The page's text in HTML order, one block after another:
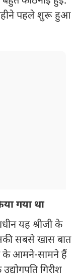
महीने पहले शुरू हुआ
गया था
यह श्रीजी के
सबसे खास बात
के आमने-सामने हैं
गिरीश